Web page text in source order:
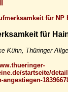
für NP
für
Kühn, Thüringer
startseite/
angestiegen-